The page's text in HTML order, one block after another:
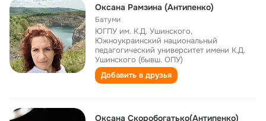
Оксана Рамзина (Антипенко)
Батуми
ЮГПУ им. К.Д. Ушинского,
Южноукраинский национальный
педагогический университет имени К.Д.
Ушинского (бывш. ОПУ)
Добавить в друзья
Оксана Скоробогатько(Антипенко)